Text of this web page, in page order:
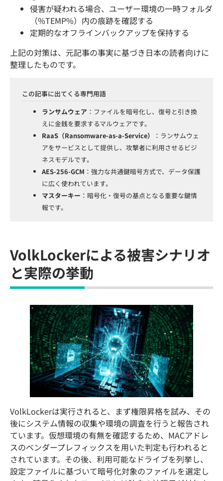
侵害が疑われる場合、ユーザー環境の一時フォルダ
（%TEMP%）内の痕跡を確認する
定期的なオフラインバックアップを保持する
上記の対策は、元記事の事実に基づき日本の読者向けに
整理したものです。
この記事に出てくる専門用語
ランサムウェア ：ファイルを暗号化し、復号と引き換
えに金銭を要求するマルウェアです。
RaaS（Ransomware-as-a-Service）
：ランサムウェ
アをサービスとして提供し、攻撃者に利用させるビジ
ネスモデルです。
AES-256-GCM ：強力な共通鍵暗号方式で、データ保護
に広く使われています。
マスターキー ：暗号化・復号の基点となる重要な鍵情
報です。
VolkLockerによる被害シナリオ
と実際の挙動
VolkLockerは実行されると、まず権限昇格を試み、その
後にシステム情報の収集や環境の調査を行うと報告され
ています。仮想環境の有無を確認するため、MACアドレ
スのベンダープレフィックスを用いた判定も行われると
されています。その後、利用可能なドライブを列挙し、
設定ファイルに基づいて暗号化対象のファイルを選定し